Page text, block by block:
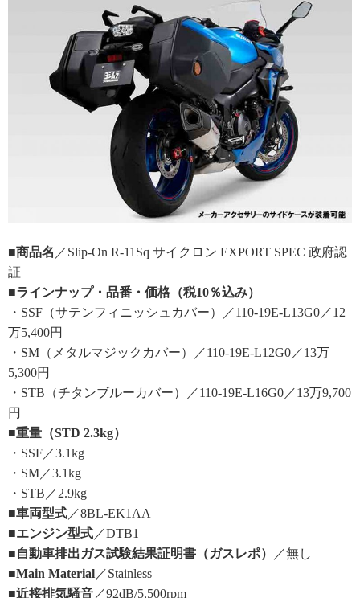
■商品名 ／Slip-On R-11Sq サイクロン EXPORT SPEC 政府認
証
■ラインナップ・品番・価格（税10％込み）
・SSF（サテンフィニッシュカバー）／110-19E-L13G0／12
万5,400円
・SM（メタルマジックカバー）／110-19E-L12G0／13万
5,300円
・STB（チタンブルーカバー）／110-19E-L16G0／13万9,700
円
■重量（STD 2.3kg）
・SSF／3.1kg
・SM／3.1kg
・STB／2.9kg
■車両型式 ／8BL-EK1AA
■エンジン型式 ／DTB1
■自動車排出ガス試験結果証明書（ガスレポ）
／無し
■Main Material ／Stainless
■近接排気騒音 ／92dB/5,500rpm